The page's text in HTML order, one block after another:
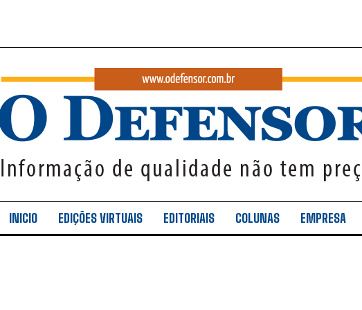
INICIO EDIÇÕES VIRTUAIS EDITORIAIS COLUNAS EMPRESA